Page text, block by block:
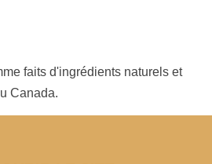
faits d'ingrédients naturels et
Canada.